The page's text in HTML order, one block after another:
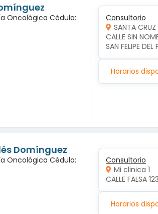
Oncológica Cédula:
Consultorio
SANTA CRUZ
CALLE SIN
SAN FELIPE
Horarios
Domínguez
Oncológica Cédula:
Consultorio
Mi clinica 1
CALLE FALSA 123
Horarios